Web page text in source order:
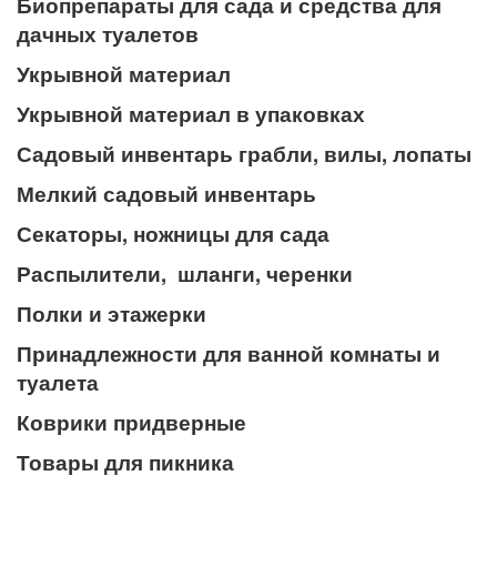
дачных туалетов
Укрывной материал
Укрывной материал в упаковках
Садовый инвентарь грабли, вилы, лопаты
Мелкий садовый инвентарь
Секаторы, ножницы для сада
Распылители, шланги, черенки
Полки и этажерки
Принадлежности для ванной комнаты и
туалета
Коврики придверные
Товары для пикника